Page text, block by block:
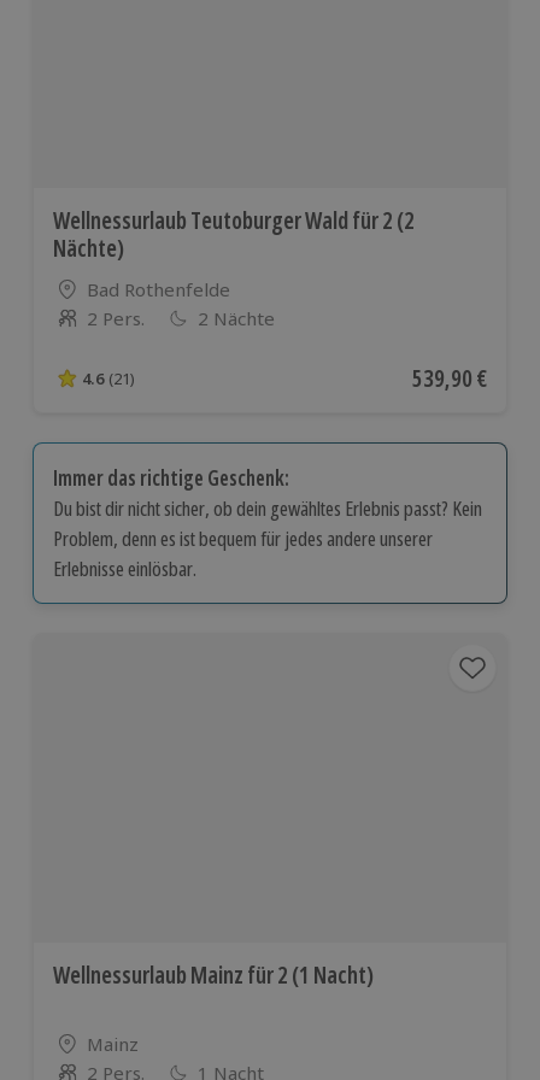
Wellnessurlaub Teutoburger Wald für 2 (2
Nächte)
Standort
Bad Rothenfelde
Anzahl der Teilnehmer
2 Pers. 2 Nächte
4.6 von 5 Sternen basierend auf 21 Bewertungen
4.6 (21) Aktueller Preis
539,90 €
Immer das richtige Geschenk:
Du bist dir nicht sicher, ob dein gewähltes Erlebnis passt? Kein
Problem, denn es ist bequem für jedes andere unserer
Erlebnisse einlösbar.
Wellnessurlaub Mainz für 2 (1 Nacht)
Standort
Mainz
2 Pers. 1 Nacht